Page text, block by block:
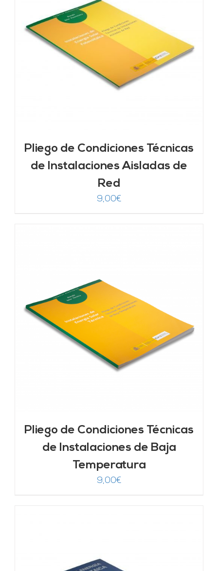
Pliego de Condiciones Técnicas
de Instalaciones Aisladas de
Red
9,00€
Pliego de Condiciones Técnicas
de Instalaciones de Baja
Temperatura
9,00€